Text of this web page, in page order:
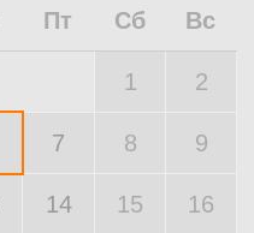
Пт Сб Вс
1 2
7 8 9
14 15 16